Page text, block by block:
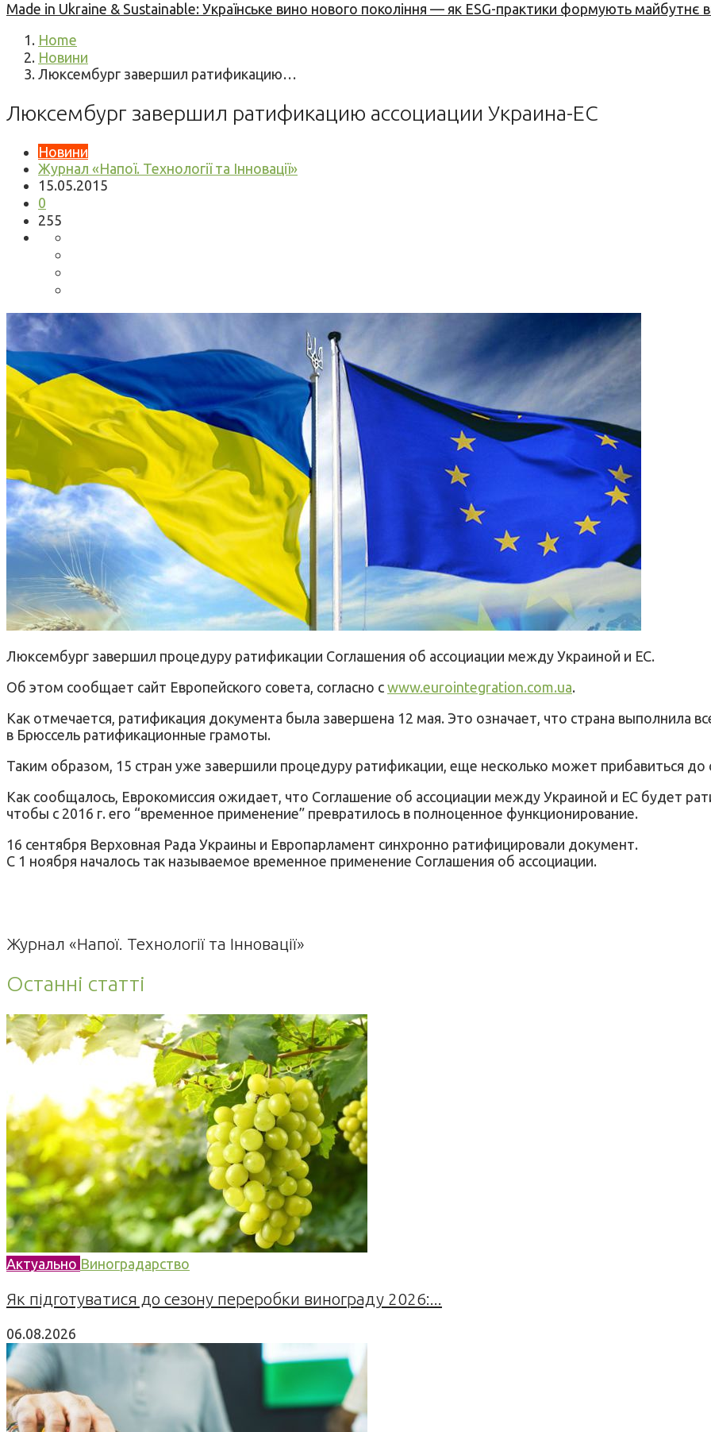
Made in Ukraine & Sustainable: Українське вино нового покоління — як ESG-практики формують майбутнє
Home
Новини
Люксембург завершил ратификацию…
Люксембург завершил ратификацию ассоциации Украина-ЕС
Новини
Журнал «Напої. Технології та Інновації»
15.05.2015
0
255
Люксембург завершил процедуру ратификации Соглашения об ассоциации между Украиной и ЕС.
Об этом сообщает сайт Европейского совета, согласно с www.eurointegration.com.ua.
Как отмечается, ратификация документа была завершена 12 мая. Это означает, что страна выполнила
в Брюссель ратификационные грамоты.
Таким образом, 15 стран уже завершили процедуру ратификации, еще несколько может прибавиться до
Как сообщалось, Еврокомиссия ожидает, что Соглашение об ассоциации между Украиной и ЕС будет
чтобы с 2016 г. его “временное применение” превратилось в полноценное функционирование.
16 сентября Верховная Рада Украины и Европарламент синхронно ратифицировали документ.
С 1 ноября началось так называемое временное применение Соглашения об ассоциации.
Журнал «Напої. Технології та Інновації»
Останні статті
Актуально Виноградарство
Як підготуватися до сезону переробки винограду 2026:...
06.08.2026